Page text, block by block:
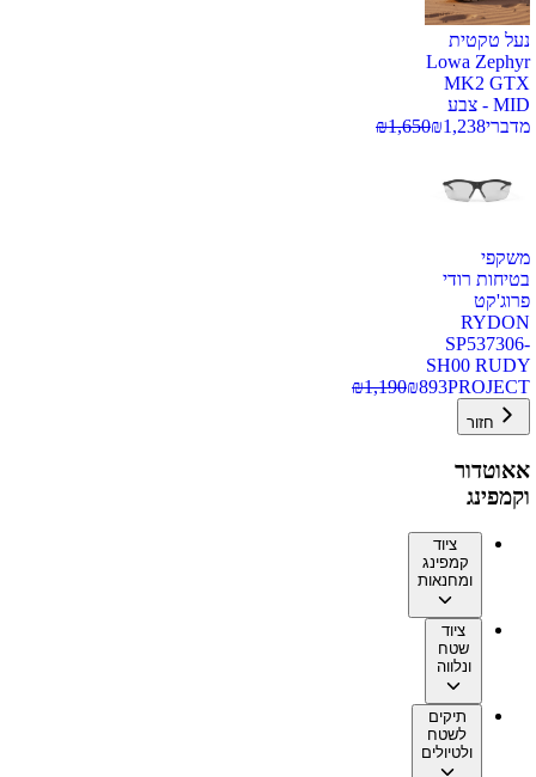
נעל טקטית
Lowa Zephyr
MK2 GTX
MID - צבע
מדברי
₪1,238
₪1,650
משקפי
בטיחות רודי
פרוג'קט
RYDON
SP537306-
SH00 RUDY
PROJECT
₪893
₪1,190
חזור
אאוטדור
וקמפינג
ציוד
קמפינג
ומחנאות
ציוד
שטח
ונלווה
תיקים
לשטח
ולטיולים